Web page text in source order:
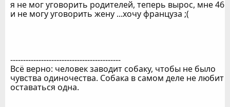
я не мог уговорить родителей, теперь вырос, мне 46
и не могу уговорить жену ...хочу француза ;(
-------------------------------------------
Всё верно: человек заводит собаку, чтобы не было
чувства одиночества. Собака в самом деле не любит
оставаться одна.